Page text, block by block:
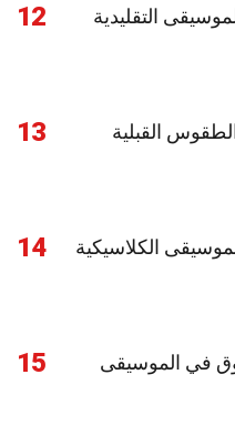
12
التقليدية
13
القبلية
14
الكلاسيكية
15
في الموسيقى